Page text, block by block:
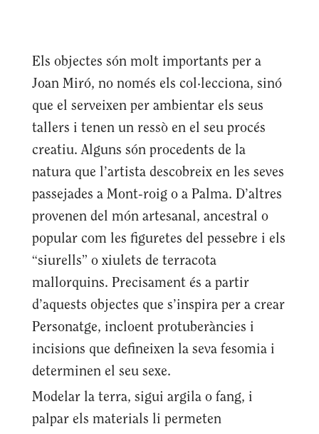
Els objectes són molt importants per a
Joan Miró, no només els col·lecciona, sinó
que el serveixen per ambientar els seus
tallers i tenen un ressò en el seu procés
creatiu. Alguns són procedents de la
natura que l’artista descobreix en les seves
passejades a Mont-roig o a Palma. D’altres
provenen del món artesanal, ancestral o
popular com les figuretes del pessebre i els
“siurells” o xiulets de terracota
mallorquins. Precisament és a partir
d’aquests objectes que s’inspira per a crear
Personatge, incloent protuberàncies i
incisions que defineixen la seva fesomia i
determinen el seu sexe.
Modelar la terra, sigui argila o fang, i
palpar els materials li permeten